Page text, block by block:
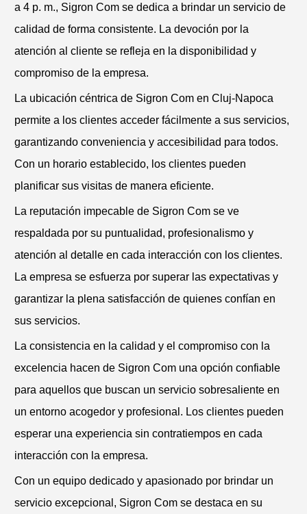
a 4 p. m., Sigron Com se dedica a brindar un servicio de
calidad de forma consistente. La devoción por la
atención al cliente se refleja en la disponibilidad y
compromiso de la empresa.
La ubicación céntrica de Sigron Com en Cluj-Napoca
permite a los clientes acceder fácilmente a sus servicios,
garantizando conveniencia y accesibilidad para todos.
Con un horario establecido, los clientes pueden
planificar sus visitas de manera eficiente.
La reputación impecable de Sigron Com se ve
respaldada por su puntualidad, profesionalismo y
atención al detalle en cada interacción con los clientes.
La empresa se esfuerza por superar las expectativas y
garantizar la plena satisfacción de quienes confían en
sus servicios.
La consistencia en la calidad y el compromiso con la
excelencia hacen de Sigron Com una opción confiable
para aquellos que buscan un servicio sobresaliente en
un entorno acogedor y profesional. Los clientes pueden
esperar una experiencia sin contratiempos en cada
interacción con la empresa.
Con un equipo dedicado y apasionado por brindar un
servicio excepcional, Sigron Com se destaca en su